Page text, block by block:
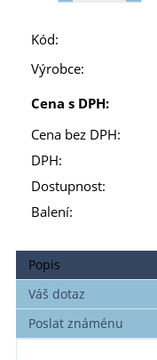
Kód:
Výrobce:
Cena s DPH:
Cena bez DPH:
DPH:
Dostupnost:
Balení:
Popis
Váš dotaz
Poslat známénu